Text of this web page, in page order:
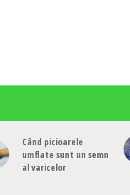
Când picioarele
umflate sunt un semn
al varicelor